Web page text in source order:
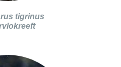
tigrinus